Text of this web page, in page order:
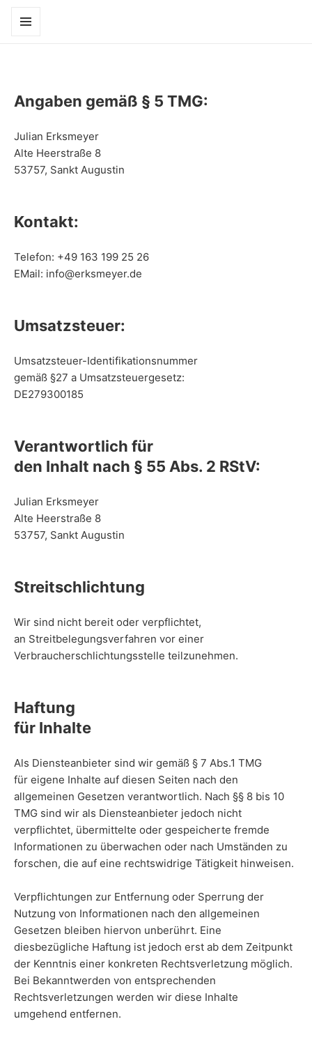
Angaben gemäß § 5 TMG:
Julian Erksmeyer
Alte Heerstraße 8
53757, Sankt Augustin
Kontakt:
Telefon: +49 163 199 25 26
EMail: info@erksmeyer.de
Umsatzsteuer:
Umsatzsteuer-Identifikationsnummer
gemäß §27 a Umsatzsteuergesetz:
DE279300185
Verantwortlich für
den Inhalt nach § 55 Abs. 2 RStV:
Julian Erksmeyer
Alte Heerstraße 8
53757, Sankt Augustin
Streitschlichtung
Wir sind nicht bereit oder verpflichtet,
an Streitbelegungsverfahren vor einer
Verbraucherschlichtungsstelle teilzunehmen.
Haftung
für Inhalte
Als Diensteanbieter sind wir gemäß § 7 Abs.1 TMG
für eigene Inhalte auf diesen Seiten nach den
allgemeinen Gesetzen verantwortlich. Nach §§ 8 bis 10
TMG sind wir als Diensteanbieter jedoch nicht
verpflichtet, übermittelte oder gespeicherte fremde
Informationen zu überwachen oder nach Umständen zu
forschen, die auf eine rechtswidrige Tätigkeit hinweisen.
Verpflichtungen zur Entfernung oder Sperrung der
Nutzung von Informationen nach den allgemeinen
Gesetzen bleiben hiervon unberührt. Eine
diesbezügliche Haftung ist jedoch erst ab dem Zeitpunkt
der Kenntnis einer konkreten Rechtsverletzung möglich.
Bei Bekanntwerden von entsprechenden
Rechtsverletzungen werden wir diese Inhalte
umgehend entfernen.